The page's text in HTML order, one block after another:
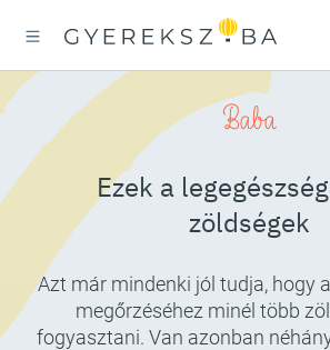
Baba
Ezek a
zöldségek
Azt már mindenki jól tudja, hogy
megőrzéséhez minél több
fogyasztani. Van azonban